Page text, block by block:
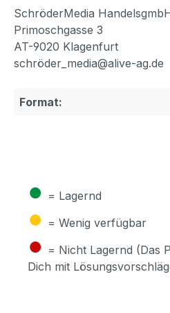
SchröderMedia
Primoschgasse 3
AT-9020 Klagenfurt
schröder_media@alive-ag.de
Format:
● = Lagernd
● = Wenig verfügbar
● = Nicht Lagernd (Das
Dich mit